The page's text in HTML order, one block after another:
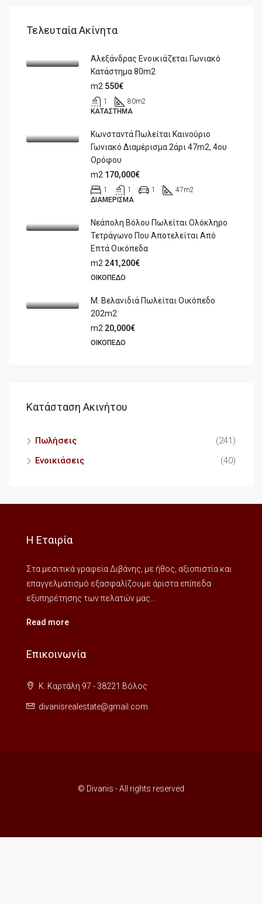
Τελευταία Ακίνητα
Αλεξάνδρας Ενοικιάζεται Γωνιακό
Κατάστημα 80m2
m2 550€
1 80m2
ΚΑΤΆΣΤΗΜΑ
Κωνσταντά Πωλείται Καινούριο
Γωνιακό Διαμέρισμα 2άρι 47m2, 4ου
Ορόφου
m2 170,000€
1 1 1 47m2
ΔΙΑΜΈΡΙΣΜΑ
Νεάπολη Βόλου Πωλείται Ολόκληρο
Τετράγωνο Που Αποτελείται Από
Επτά Οικόπεδα
m2 241,200€
ΟΙΚΌΠΕΔΟ
Μ. Βελανιδιά Πωλείται Οικόπεδο
202m2
m2 20,000€
ΟΙΚΌΠΕΔΟ
Κατάσταση Ακινήτου
Πωλήσεις
(241)
Ενοικιάσεις
(40)
Η Εταιρία
Στα μεσιτικά γραφεία Διβάνης, με ήθος, αξιοπιστία και
επαγγελματισμό εξασφαλίζουμε άριστα επίπεδα
εξυπηρέτησης των πελατών μας...
Read more
Επικοινωνία
Κ. Καρτάλη 97 - 38221 Βόλος
divanisrealestate@gmail.com
© Divanis - All rights reserved